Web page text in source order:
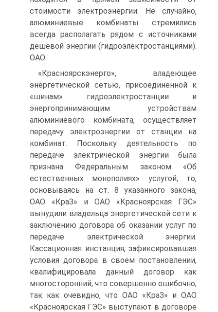
стоимости электроэнергии. Не случайно,
алюминиевые комбинаты стремились
всегда располагать рядом с источниками
дешевой энергии (гидроэлектростанциями).
ОАО
«Красноярскэнерго», владеющее
энергетической сетью, присоединенной к
«шинам» гидроэлектростанции и
энергопринимающим устройствам
алюминиевого комбината, осуществляет
передачу электроэнергии от станции на
комбинат. Поскольку деятельность по
передаче электрической энергии была
признана Федеральным законом «Об
естественных монополиях» услугой, то,
основываясь на ст. 8 указанного закона,
ОАО «КраЗ» и ОАО «Красноярская ГЭС»
вынудили владельца энергетической сети к
заключению договора об оказании услуг по
передаче электрической энергии.
Кассационная инстанция, зафиксировавшая
условия договора в своем постановлении,
квалифицировала данный договор как
многосторонний, что совершенно ошибочно,
так как очевидно, что ОАО «КраЗ» и ОАО
«Красноярская ГЭС» выступают в договоре